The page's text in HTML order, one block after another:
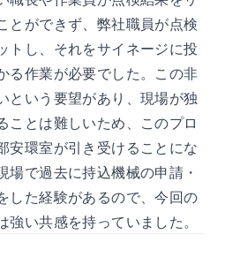
とができず、弊社職員が点検
トし、それをサイネージに投
る作業が必要でした。この非
という要望があり、現場が独
ことは難しいため、このプロ
安環室が引き受けることにな
場で過去に持込機械の申請・
した経験があるので、今回の
い共感を持っていました。